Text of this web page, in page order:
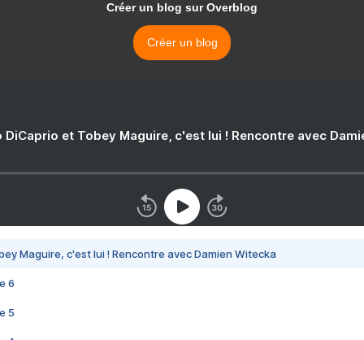
Créer un blog sur Overblog
Créer un blog
DiCaprio et Tobey Maguire, c'est lui ! Rencontre avec
Maguire, c'est lui ! Rencontre avec Damien Witecka
6
5